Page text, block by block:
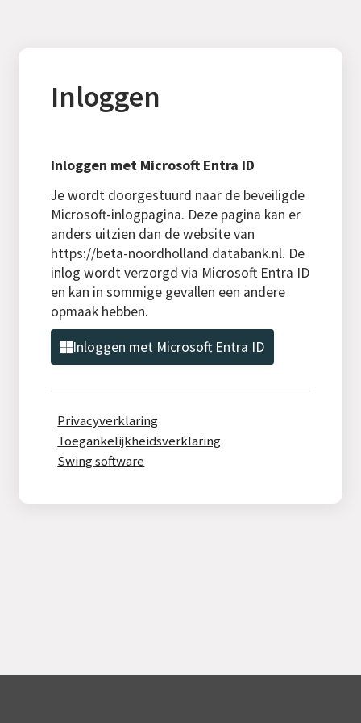
Inloggen
Inloggen met Microsoft Entra ID
Je wordt doorgestuurd naar de beveiligde
Microsoft-inlogpagina. Deze pagina kan er
anders uitzien dan de website van
https://beta-noordholland.databank.nl. De
inlog wordt verzorgd via Microsoft Entra ID
en kan in sommige gevallen een andere
opmaak hebben.
Inloggen met Microsoft Entra ID
Privacyverklaring
Toegankelijkheidsverklaring
Swing software